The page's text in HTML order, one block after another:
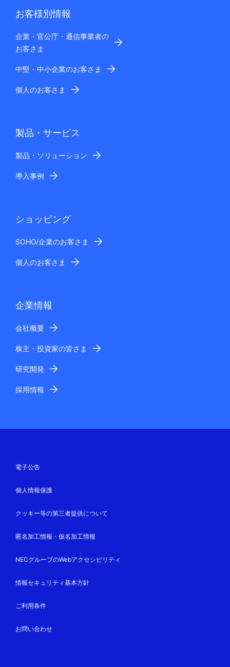
お客様別情報
企業・官公庁・通信事業者の
お客さま
中堅・中小企業のお客さま
個人のお客さま
製品・サービス
製品・ソリューション
導入事例
ショッピング
SOHO/企業のお客さま
個人のお客さま
企業情報
会社概要
株主・投資家の皆さま
研究開発
採用情報
電子公告
個人情報保護
クッキー等の第三者提供について
匿名加工情報・仮名加工情報
NECグループのWebアクセシビリティ
情報セキュリティ基本方針
ご利用条件
お問い合わせ